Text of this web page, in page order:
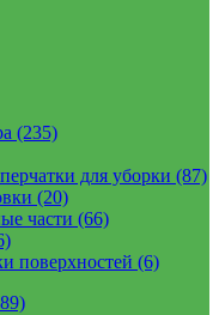
(235)
для уборки (87)
(20)
части (66)
поверхностей (6)